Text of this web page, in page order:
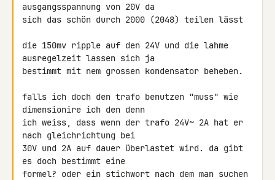
ausgangsspannung von 20V da
sich das schön durch 2000 (2048) teilen lässt
die 150mv ripple auf den 24V und die lahme
ausregelzeit lassen sich ja
bestimmt mit nem grossen kondensator beheben.
falls ich doch den trafo benutzen "muss" wie
dimensionire ich den denn
ich weiss, dass wenn der trafo 24V~ 2A hat er
nach gleichrichtung bei
30V und 2A auf dauer überlastet wird. da gibt
es doch bestimmt eine
formel? oder ein stichwort nach dem man suchen